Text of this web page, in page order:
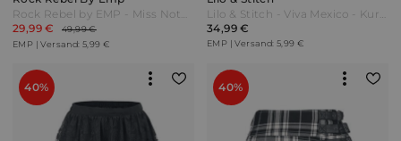
29,99 €
49,99 €
EMP | Versand: 5,99 €
34,99 €
EMP | Versand: 5,99 €
40% 40%